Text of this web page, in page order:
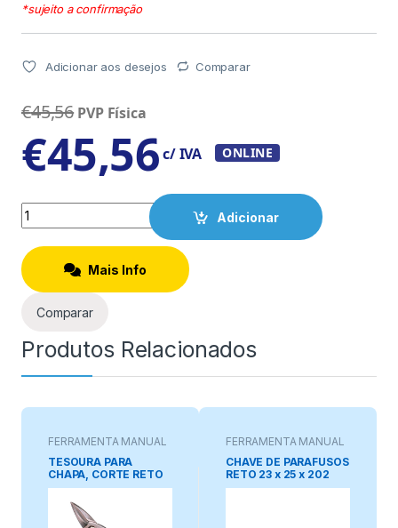
*sujeito a confirmação
Adicionar aos desejos Comparar
€45,56 PVP Física
€45,56c/ IVA ONLINE
Quantity
Adicionar
Mais Info
Comparar
Produtos Relacionados
FERRAMENTA MANUAL
TESOURA PARA
CHAPA, CORTE RETO
250 mm
FERRAMENTA MANUAL
CHAVE DE PARAFUSOS
RETO 23 x 25 x 202
mm